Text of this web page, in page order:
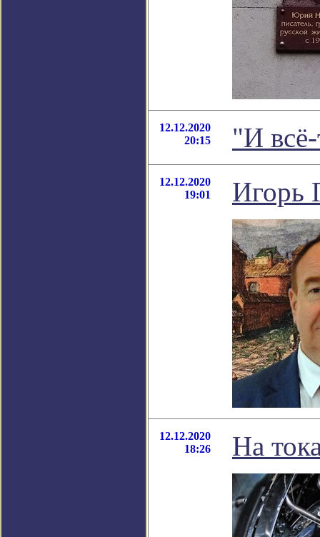
12.12.2020
20:15
"И
12.12.2020
19:01
Игорь
12.12.2020
18:26
На